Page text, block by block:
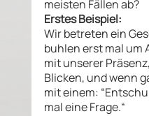
meisten Fällen ab?
Erstes Beispiel:
Wir betreten ein
buhlen erst mal um
mit unserer
Blicken, und wenn
mit einem:
mal eine Frage.“